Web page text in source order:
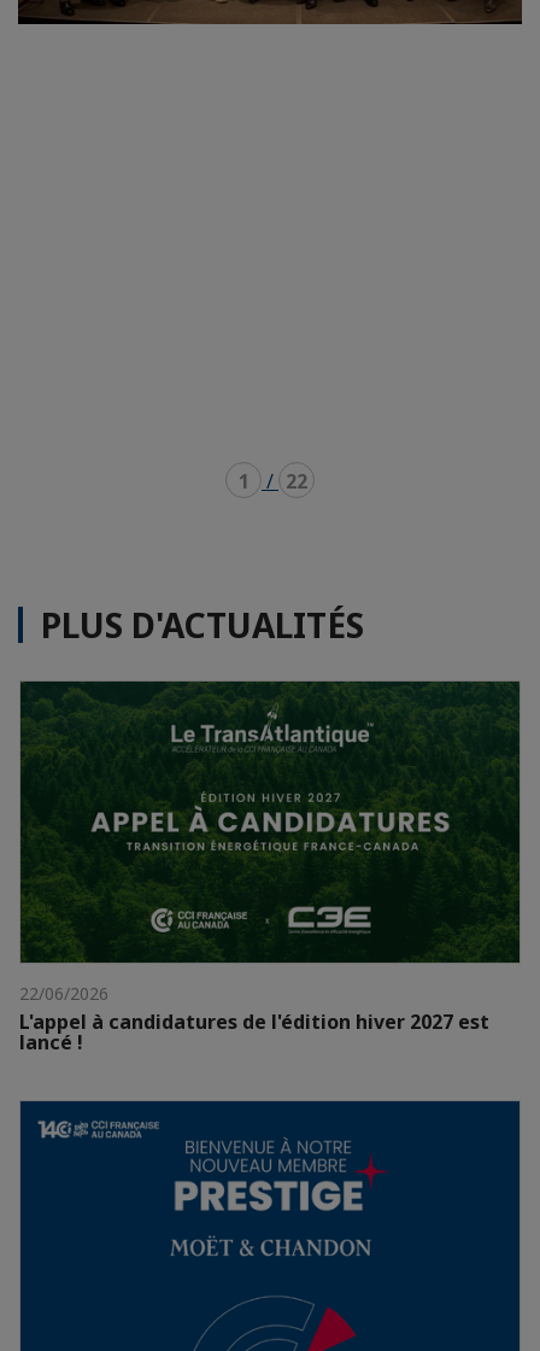
1 / 22
PLUS D'ACTUALITÉS
22/06/2026
L'appel à candidatures de l'édition hiver 2027 est
lancé !